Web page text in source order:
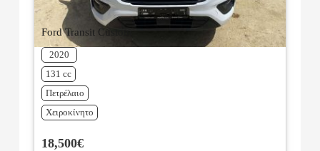
Ford Transit Custom
2020
131 cc
Πετρέλαιο
Χειροκίνητο
18,500€